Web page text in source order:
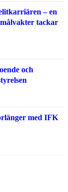
– en
tackar
och
med IFK